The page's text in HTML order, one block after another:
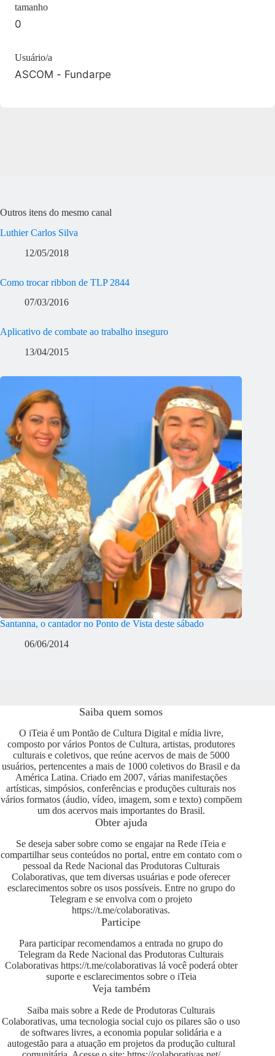
tamanho
0
Usuário/a
ASCOM - Fundarpe
Outros itens do mesmo canal
Luthier Carlos Silva
12/05/2018
Como trocar ribbon de TLP 2844
07/03/2016
Aplicativo de combate ao trabalho inseguro
13/04/2015
Santanna, o cantador no Ponto de Vista deste sábado
06/06/2014
Saiba quem somos
O iTeia é um Pontão de Cultura Digital e mídia livre,
composto por vários Pontos de Cultura, artistas, produtores
culturais e coletivos, que reúne acervos de mais de 5000
usuários, pertencentes a mais de 1000 coletivos do Brasil e da
América Latina. Criado em 2007, várias manifestações
artísticas, simpósios, conferências e produções culturais nos
vários formatos (áudio, vídeo, imagem, som e texto) compõem
um dos acervos mais importantes do Brasil.
Obter ajuda
Se deseja saber sobre como se engajar na Rede iTeia e
compartilhar seus conteúdos no portal, entre em contato com o
pessoal da Rede Nacional das Produtoras Culturais
Colaborativas, que tem diversas usuárias e pode oferecer
esclarecimentos sobre os usos possíveis. Entre no grupo do
Telegram e se envolva com o projeto
https://t.me/colaborativas.
Participe
Para participar recomendamos a entrada no grupo do
Telegram da Rede Nacional das Produtoras Culturais
Colaborativas https://t.me/colaborativaslá você poderá obter
suporte e esclarecimentos sobre o iTeia
Veja também
Saiba mais sobre a Rede de Produtoras Culturais
Colaborativas, uma tecnologia social cujo os pilares são o uso
de softwares livres, a economia popular solidária e a
autogestão para a atuação em projetos da produção cultural